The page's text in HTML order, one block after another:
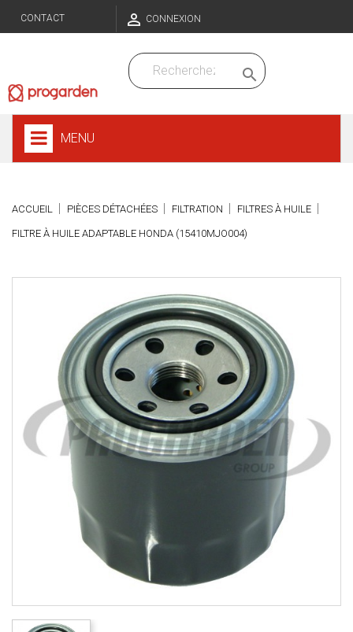
CONTACT  CONNEXION

MENU
ACCUEIL PIÈCES DÉTACHÉES FILTRATION FILTRES À HUILE
FILTRE À HUILE ADAPTABLE HONDA (15410MJO004)